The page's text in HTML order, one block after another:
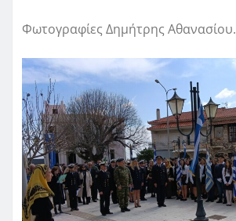
Φωτογραφίες Δημήτρης Αθανασίου.